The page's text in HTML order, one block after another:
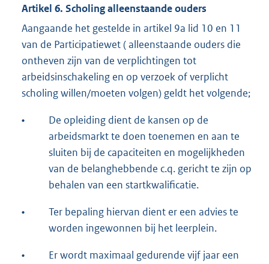
Artikel 6. Scholing alleenstaande ouders
Aangaande het gestelde in artikel 9a lid 10 en 11
van de Participatiewet ( alleenstaande ouders die
ontheven zijn van de verplichtingen tot
arbeidsinschakeling en op verzoek of verplicht
scholing willen/moeten volgen) geldt het volgende;
•
De opleiding dient de kansen op de
arbeidsmarkt te doen toenemen en aan te
sluiten bij de capaciteiten en mogelijkheden
van de belanghebbende c.q. gericht te zijn op
behalen van een startkwalificatie.
•
Ter bepaling hiervan dient er een advies te
worden ingewonnen bij het leerplein.
•
Er wordt maximaal gedurende vijf jaar een